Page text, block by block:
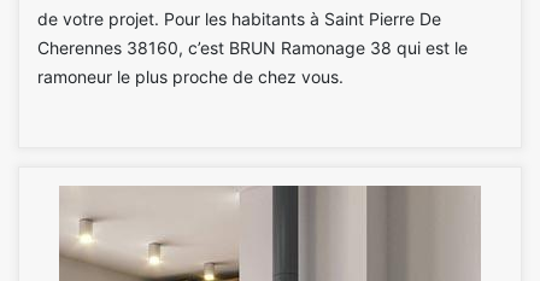
de votre projet. Pour les habitants à Saint Pierre De
Cherennes 38160, c’est BRUN Ramonage 38 qui est le
ramoneur le plus proche de chez vous.